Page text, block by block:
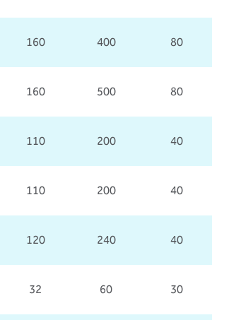
160 400 80
160 500 80
110 200 40
110 200 40
120 240 40
32 60 30